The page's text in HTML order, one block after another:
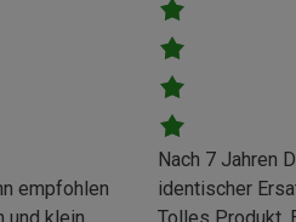
empfohlen
und klein
Nach 7 Jahren
identischer
Tolles Produkt.